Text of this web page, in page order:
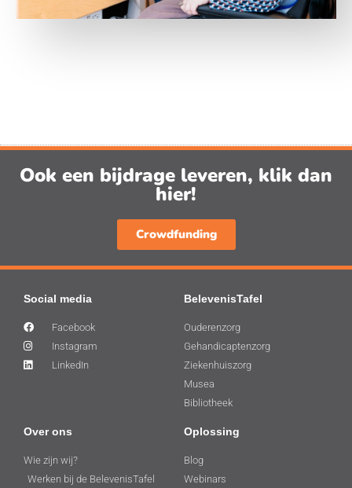
Ook een bijdrage leveren, klik dan
hier!
Crowdfunding
Social media
Facebook
Instagram
LinkedIn
BelevenisTafel
Ouderenzorg
Gehandicaptenzorg
Ziekenhuiszorg
Musea
Bibliotheek
Over ons
Wie zijn wij?
Werken bij de BelevenisTafel
Oplossing
Blog
Webinars